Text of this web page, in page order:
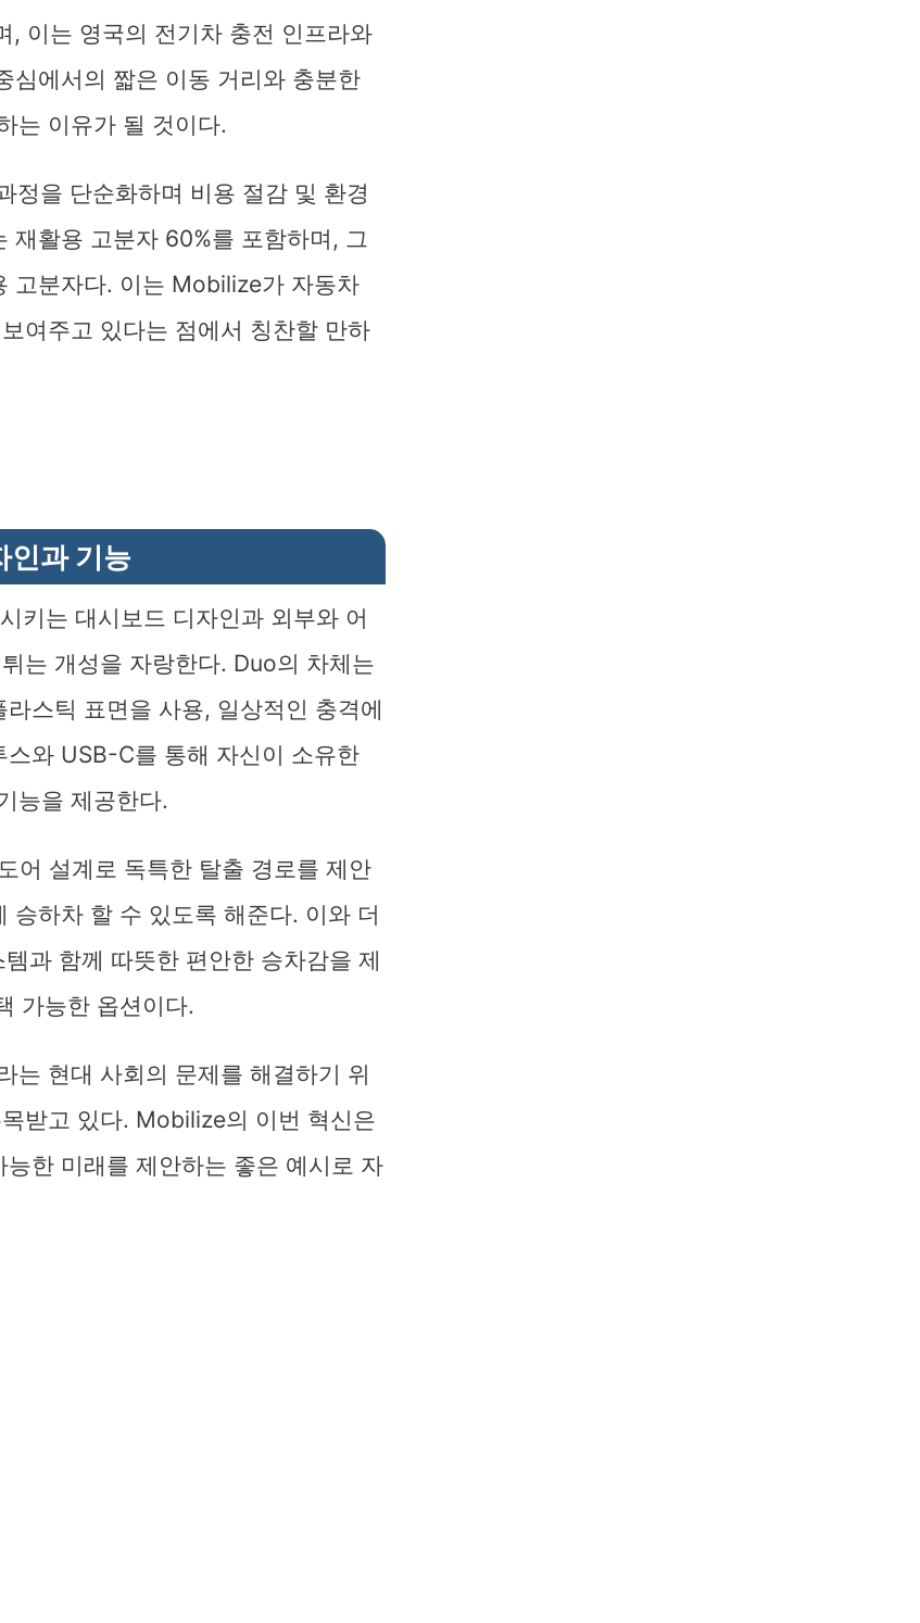
이는 영국의 전기차 충전 인프라와
심에서의 짧은 이동 거리와 충분한
는 이유가 될 것이다.
을 단순화하며 비용 절감 및 환경
재활용 고분자 60%를 포함하며, 그
고분자다. 이는 Mobilize가 자동차
여주고 있다는 점에서 칭찬할 만하
인과 기능
키는 대시보드 디자인과 외부와 어
는 개성을 자랑한다. Duo의 차체는
스틱 표면을 사용, 일상적인 충격에
와 USB-C를 통해 자신이 소유한
능을 제공한다.
어 설계로 독특한 탈출 경로를 제안
승하차 할 수 있도록 해준다. 이와 더
과 함께 따뜻한 편안한 승차감을 제
가능한 옵션이다.
는 현대 사회의 문제를 해결하기 위
받고 있다. Mobilize의 이번 혁신은
한 미래를 제안하는 좋은 예시로 자